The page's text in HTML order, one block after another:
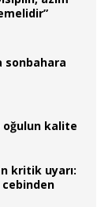
sonbahara
oğulun kalite
kritik uyarı: